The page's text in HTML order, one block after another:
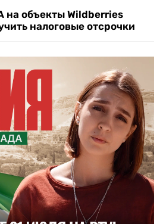
на объекты Wildberries
налоговые отсрочки